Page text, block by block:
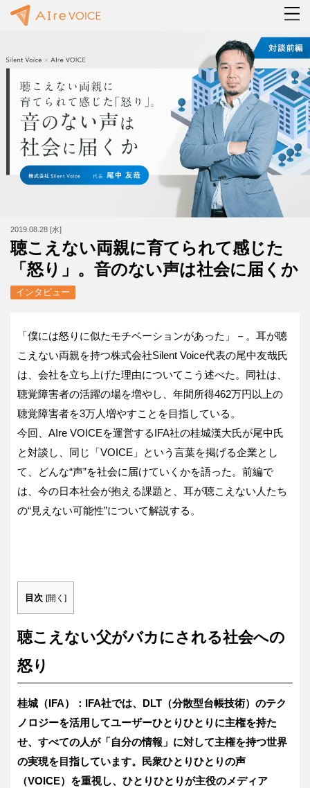
2019.08.28 [水]
聴こえない両親に育てられて感じた
「怒り」。音のない声は社会に届くか
インタビュー
「僕には怒りに似たモチベーションがあった」－。耳が聴
こえない両親を持つ株式会社Silent Voice代表の尾中友哉氏
は、会社を立ち上げた理由についてこう述べた。同社は、
聴覚障害者の活躍の場を増やし、年間所得462万円以上の
聴覚障害者を3万人増やすことを目指している。
今回、AIre VOICEを運営するIFA社の桂城漢大氏が尾中氏
と対談し、同じ「VOICE」という言葉を掲げる企業とし
て、どんな“声”を社会に届けていくかを語った。前編で
は、今の日本社会が抱える課題と、耳が聴こえない人たち
の“見えない可能性”について解説する。
目次 [開く ]
聴こえない父がバカにされる社会への
怒り
桂城（IFA）：IFA社では、DLT（分散型台帳技術）のテク
ノロジーを活用してユーザーひとりひとりに主権を持た
せ、すべての人が「自分の情報」に対して主権を持つ世界
の実現を目指しています。民衆ひとりひとりの声
（VOICE）を重視し、ひとりひとりが主役のメディア